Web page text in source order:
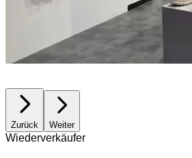
Zurück Weiter
Wiederverkäufer